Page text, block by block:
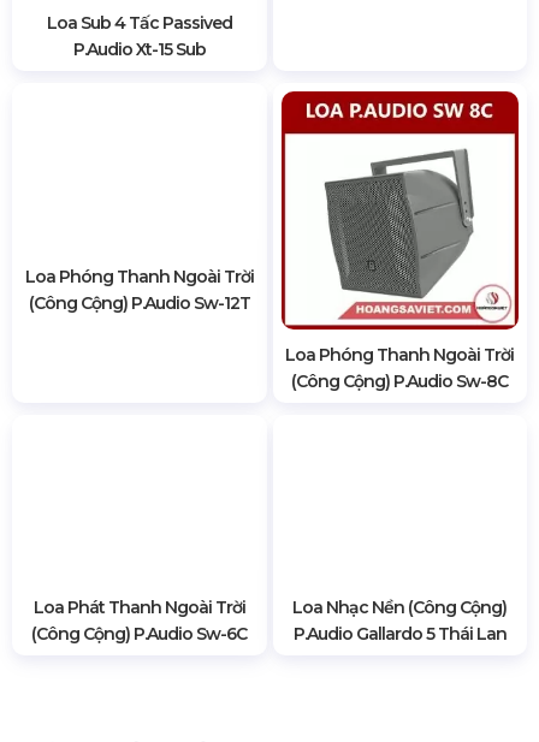
Loa Sub 4 Tấc Passived
P.audio Xt-15 Sub
Loa Phóng Thanh Ngoài Trời
(Công Cộng) P.audio Sw-12T
Loa Phóng Thanh Ngoài Trời
(Công Cộng) P.audio Sw-8C
Loa Phát Thanh Ngoài Trời
(Công Cộng) P.audio Sw-6C
Loa Nhạc Nền (Công Cộng)
P.audio Gallardo 5 Thái Lan